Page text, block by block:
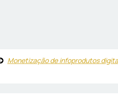
Monetização de infoprodutos